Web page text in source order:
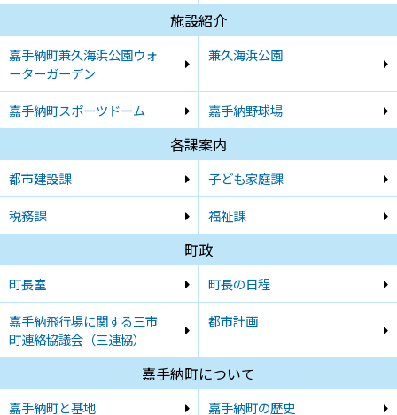
施設紹介
嘉手納町兼久海浜公園ウォ
ーターガーデン
兼久海浜公園
嘉手納町スポーツドーム 嘉手納野球場
各課案内
都市建設課
子ども家庭課
税務課
福祉課
町政
町長室
町長の日程
嘉手納飛行場に関する三市
町連絡協議会（三連協）
都市計画
嘉手納町について
嘉手納町と基地 嘉手納町の歴史